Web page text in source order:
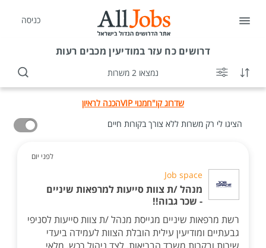
כניסה
דרושיםכח עזר במודיעין מכבים רעות
נמצאו 2 משרות
שדרוג קו"חמנוי VIP
הכנה לראיון
הציגו לי רק משרות ללא צורך בקורות חיים
לפני יום
Job space
מנהל /ת צוות סייעות למרפאות שיניים
- שכר גבוה!!
רשת מרפאות שיניים מגייסת מנהל /ת צוות סייעות לסניפי
גבעתיים ומודיעין עילית הובלת הצוות לעמידה ביעדי